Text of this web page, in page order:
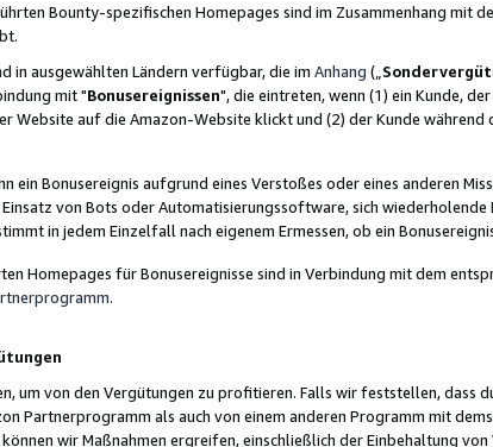
Bounty-spezifischen Homepages sind im Zusammenhang mit
in ausgewählten Ländern verfügbar, die im Anhang („
mit "Bonusereignissen", die eintreten, wenn (1) ein Kunde,
Website auf die Amazon-Website klickt und (2) der Kunde
ein Bonusereignis aufgrund eines Verstoßes oder eines anderen
von Bots oder Automatisierungssoftware, sich wiederholende
in jedem Einzelfall nach eigenem Ermessen, ob ein
Homepages für Bonusereignisse sind in Verbindung mit dem
.
um von den Vergütungen zu profitieren. Falls wir feststellen, dass
Partnerprogramm als auch von einem anderen Programm mit
wir Maßnahmen ergreifen, einschließlich der Einbehaltung